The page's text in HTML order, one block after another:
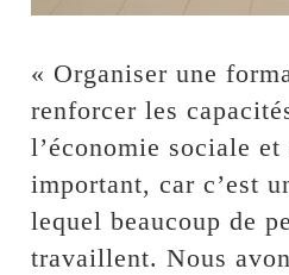
« Organiser une
renforcer les
l’économie sociale
important, car c’est
lequel beaucoup de
travaillent. Nous